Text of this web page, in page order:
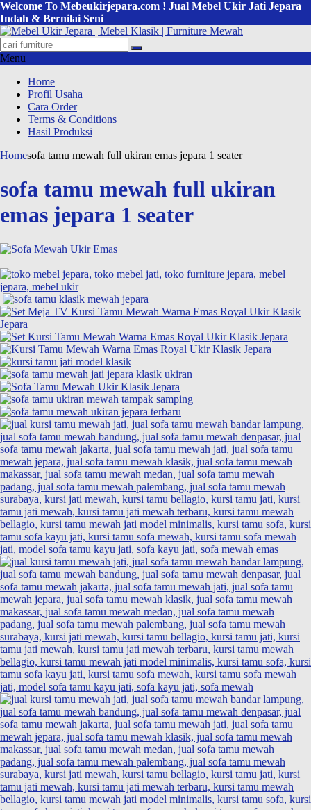
Welcome To Mebeukirjepara.com ! Jual Mebel Ukir Jati Jepara
Indah & Bernilai Seni
Menu
Home
Profil Usaha
Cara Order
Terms & Conditions
Hasil Produksi
Homesofa tamu mewah full ukiran emas jepara 1 seater
sofa tamu mewah full ukiran
emas jepara 1 seater